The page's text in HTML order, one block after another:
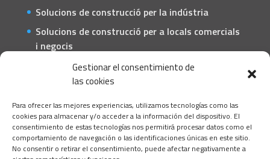
Gestionar el consentimiento de
las cookies
Para ofrecer las mejores experiencias, utilizamos tecnologías como las
cookies para almacenar y/o acceder a la información del dispositivo. El
consentimiento de estas tecnologías nos permitirá procesar datos como el
comportamiento de navegación o las identificaciones únicas en este sitio.
No consentir o retirar el consentimiento, puede afectar negativamente a
Solucions de construcció per la indústria
Solucions de construcció per a locals comercials
i negocis
Solucions de construcció per a particulars
C/ Barcelona, 74 – Tortosa 43500
T 977445339 / M 607333789
info@alsocasals.com